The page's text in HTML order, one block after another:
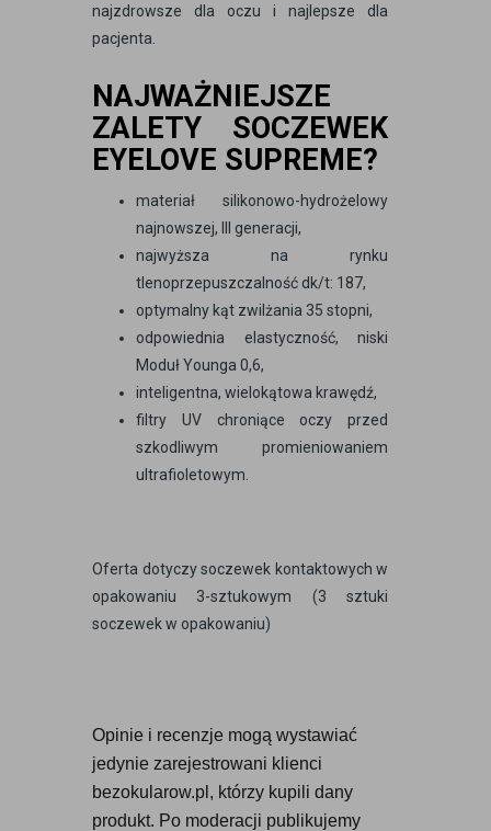
najzdrowsze dla oczu i najlepsze dla
pacjenta.
NAJWAŻNIEJSZE
ZALETY SOCZEWEK
EYELOVE SUPREME?
materiał silikonowo-hydrożelowy
najnowszej, III generacji,
najwyższa na rynku
tlenoprzepuszczalność dk/t: 187,
optymalny kąt zwilżania 35 stopni,
odpowiednia elastyczność, niski
Moduł Younga 0,6,
inteligentna, wielokątowa krawędź,
filtry UV chroniące oczy przed
szkodliwym promieniowaniem
ultrafioletowym.
Oferta dotyczy soczewek kontaktowych w
opakowaniu 3-sztukowym (3 sztuki
soczewek w opakowaniu)
Opinie i recenzje mogą wystawiać
jedynie zarejestrowani klienci
bezokularow.pl, którzy kupili dany
produkt. Po moderacji publikujemy